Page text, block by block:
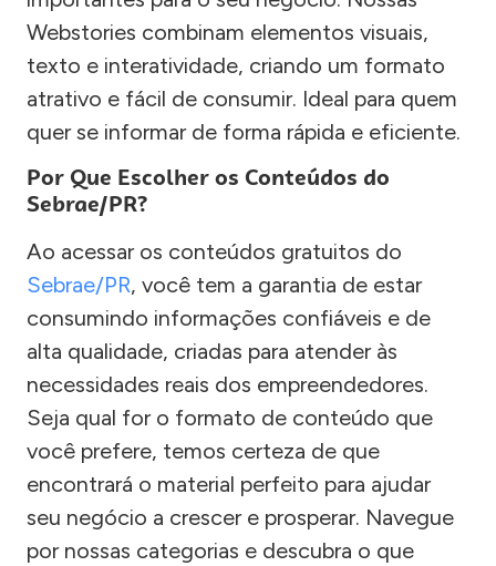
Webstories combinam elementos visuais,
texto e interatividade, criando um formato
atrativo e fácil de consumir. Ideal para quem
quer se informar de forma rápida e eficiente.
Por Que Escolher os Conteúdos do
Sebrae/PR?
Ao acessar os conteúdos gratuitos do
Sebrae/PR, você tem a garantia de estar
consumindo informações confiáveis e de
alta qualidade, criadas para atender às
necessidades reais dos empreendedores.
Seja qual for o formato de conteúdo que
você prefere, temos certeza de que
encontrará o material perfeito para ajudar
seu negócio a crescer e prosperar. Navegue
por nossas categorias e descubra o que